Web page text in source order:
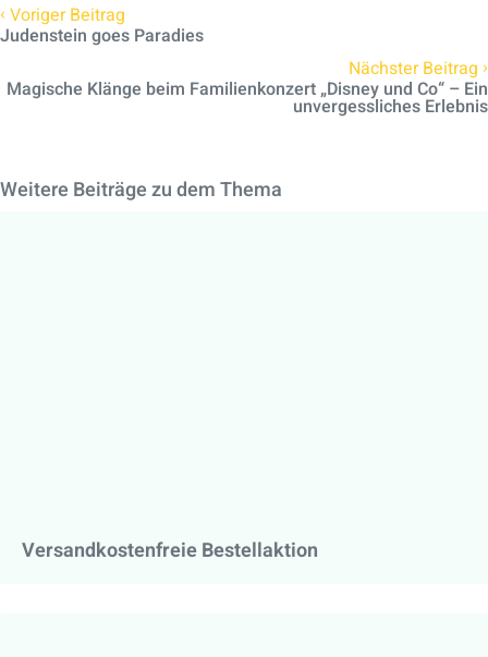
‹ Voriger Beitrag
Judenstein goes Paradies
Nächster Beitrag ›
Magische Klänge beim Familienkonzert „Disney und Co“ – Ein
unvergessliches Erlebnis
Weitere Beiträge zu dem Thema
Versandkostenfreie Bestellaktion